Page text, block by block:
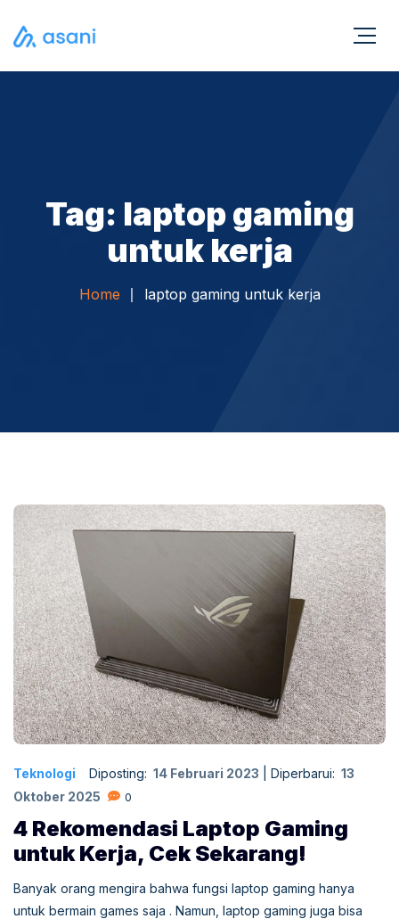
Tag: laptop gaming
untuk kerja
Home laptop gaming untuk kerja
Teknologi Diposting: 14 Februari 2023 Diperbarui: 13
Oktober 2025
0
4 Rekomendasi Laptop Gaming
untuk Kerja, Cek Sekarang!
Banyak orang mengira bahwa fungsi laptop gaming hanya
untuk bermain games saja . Namun, laptop gaming juga bisa